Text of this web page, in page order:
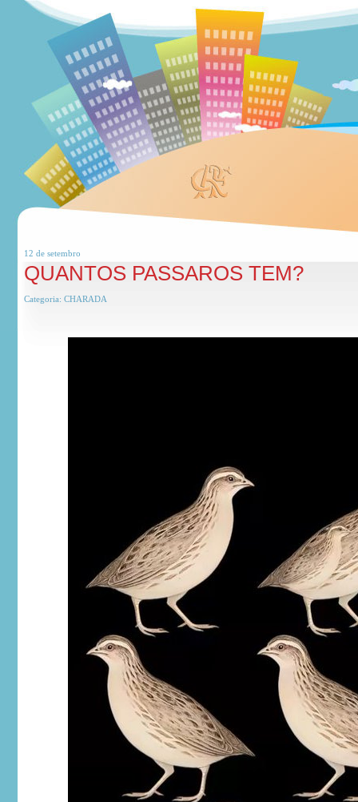
12 de setembro
QUANTOS PASSAROS TEM?
Categoria: CHARADA